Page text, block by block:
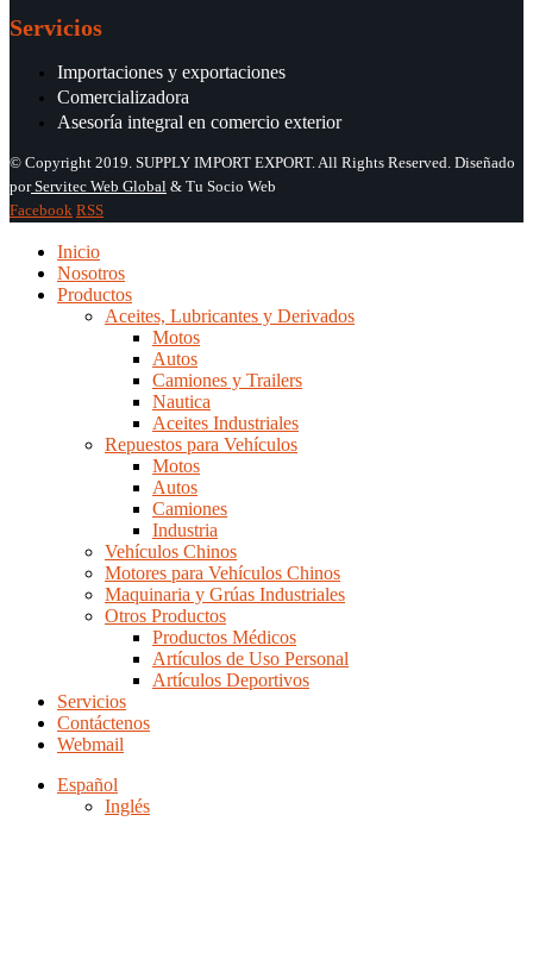
Servicios
Importaciones y exportaciones
Comercializadora
Asesoría integral en comercio exterior
© Copyright 2019. SUPPLY IMPORT EXPORT. All Rights Reserved. Diseñado
porServitec Web Global & Tu Socio Web
Facebook RSS
Inicio
Nosotros
Productos
Aceites, Lubricantes y Derivados
Motos
Autos
Camiones y Trailers
Nautica
Aceites Industriales
Repuestos para Vehículos
Motos
Autos
Camiones
Industria
Vehículos Chinos
Motores para Vehículos Chinos
Maquinaria y Grúas Industriales
Otros Productos
Productos Médicos
Artículos de Uso Personal
Artículos Deportivos
Servicios
Contáctenos
Webmail
Español
Inglés